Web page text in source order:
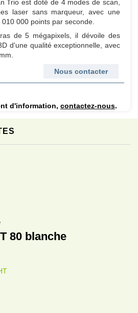
80 blanche
Trio est doté de 4 modes de scan,
laser sans marqueur, avec une
000 points par seconde.
de 5 mégapixels, il dévoile des
d'une qualité exceptionnelle, avec
Nous contacter
d'information, contactez-nous.